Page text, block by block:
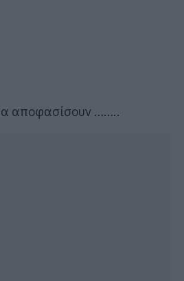
αποφασίσουν ……..